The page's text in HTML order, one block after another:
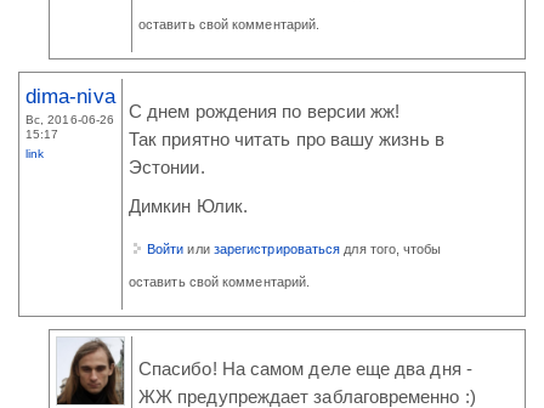
оставить свой комментарий.
dima-niva
Вс, 2016-06-26
15:17
link
С днем рождения по версии жж!
Так приятно читать про вашу жизнь в
Эстонии.
Димкин Юлик.
Войти или зарегистрироваться для того, чтобы
оставить свой комментарий.
Спасибо! На самом деле еще два дня -
ЖЖ предупреждает заблаговременно :)